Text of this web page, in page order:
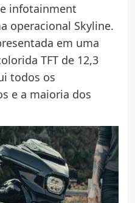
infotainment
operacional Skyline.
em uma
TFT de 12,3
todos os
e a maioria dos